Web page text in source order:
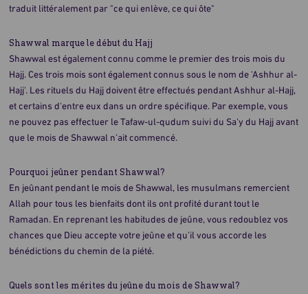
traduit littéralement par "ce qui enlève, ce qui ôte"
Shawwal marque le début du Hajj
Shawwal est également connu comme le premier des trois mois du
Hajj. Ces trois mois sont également connus sous le nom de 'Ashhur al-
Hajj'. Les rituels du Hajj doivent être effectués pendant Ashhur al-Hajj,
et certains d'entre eux dans un ordre spécifique. Par exemple, vous
ne pouvez pas effectuer le Tafaw-ul-qudum suivi du Sa'y du Hajj avant
que le mois de Shawwal n’ait commencé.
Pourquoi jeûner pendant Shawwal?
En jeûnant pendant le mois de Shawwal, les musulmans remercient
Allah pour tous les bienfaits dont ils ont profité durant tout le
Ramadan. En reprenant les habitudes de jeûne, vous redoublez vos
chances que Dieu accepte votre jeûne et qu’il vous accorde les
bénédictions du chemin de la piété.
Quels sont les mérites du jeûne du mois de Shawwal?